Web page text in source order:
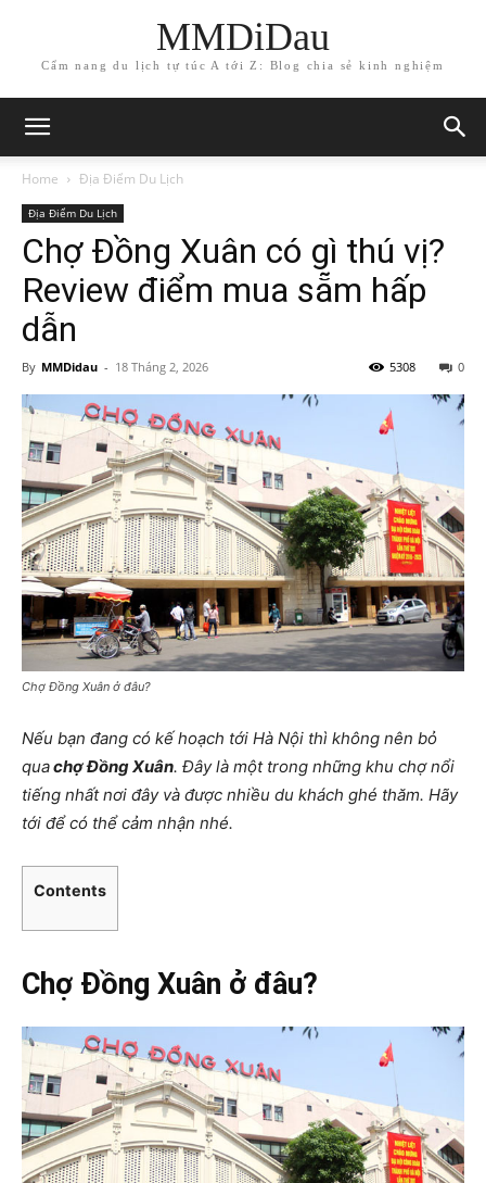
MMDiDau
Cẩm nang du lịch tự túc A tới Z: Blog chia sẻ kinh nghiệm
Home Địa Điểm Du Lịch
Địa Điểm Du Lịch
Chợ Đồng Xuân có gì thú vị?
Review điểm mua sẵm hấp
dẫn
By MMDidau - 18 Tháng 2, 2026 0
5308
Chợ Đồng Xuân ở đâu?
Nếu bạn đang có kế hoạch tới Hà Nội thì không nên bỏ
quachợ Đồng Xuân. Đây là một trong những khu chợ nổi
tiếng nhất nơi đây và được nhiều du khách ghé thăm. Hãy
tới để có thể cảm nhận nhé.
Contents
Chợ Đồng Xuân ở đâu?